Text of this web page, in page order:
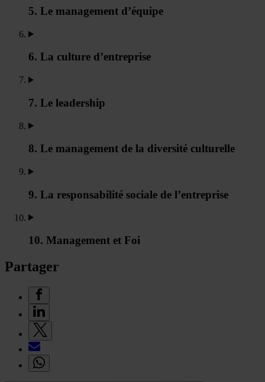
5. Le management d’équipe
6. La culture d’entreprise
7. Le leadership
8. Le management de la diversité culturelle
9. La responsabilité sociale de l’entreprise
10. Management et Foi
Partager